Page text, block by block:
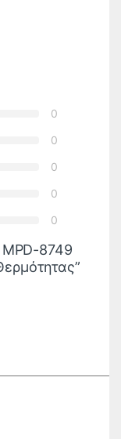
0
0
0
0
0
8749